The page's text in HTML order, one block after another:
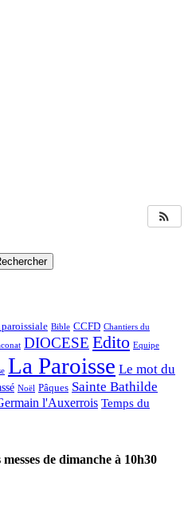
Bible CCFD Chantiers du
DIOCESE Edito Equipe
La Paroisse Le mot du
Noël Pâques Sainte Bathilde
l'Auxerrois Temps du
de dimanche à 10h30